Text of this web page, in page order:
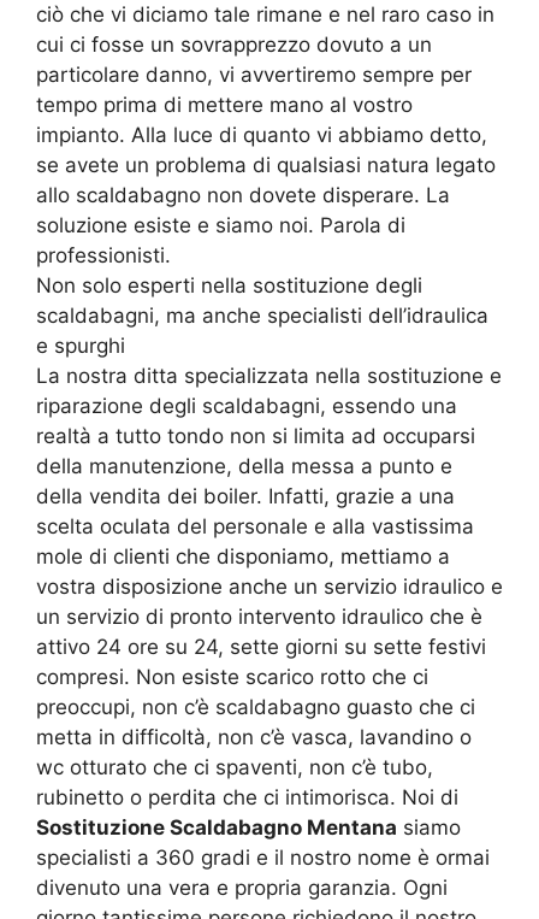
ciò che vi diciamo tale rimane e nel raro caso in
cui ci fosse un sovrapprezzo dovuto a un
particolare danno, vi avvertiremo sempre per
tempo prima di mettere mano al vostro
impianto. Alla luce di quanto vi abbiamo detto,
se avete un problema di qualsiasi natura legato
allo scaldabagno non dovete disperare. La
soluzione esiste e siamo noi. Parola di
professionisti.
Non solo esperti nella sostituzione degli
scaldabagni, ma anche specialisti dell’idraulica
e spurghi
La nostra ditta specializzata nella sostituzione e
riparazione degli scaldabagni, essendo una
realtà a tutto tondo non si limita ad occuparsi
della manutenzione, della messa a punto e
della vendita dei boiler. Infatti, grazie a una
scelta oculata del personale e alla vastissima
mole di clienti che disponiamo, mettiamo a
vostra disposizione anche un servizio idraulico e
un servizio di pronto intervento idraulico che è
attivo 24 ore su 24, sette giorni su sette festivi
compresi. Non esiste scarico rotto che ci
preoccupi, non c’è scaldabagno guasto che ci
metta in difficoltà, non c’è vasca, lavandino o
wc otturato che ci spaventi, non c’è tubo,
rubinetto o perdita che ci intimorisca. Noi di
Sostituzione Scaldabagno Mentana siamo
specialisti a 360 gradi e il nostro nome è ormai
divenuto una vera e propria garanzia. Ogni